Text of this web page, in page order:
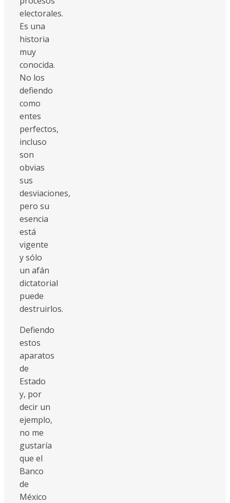
electorales.
Es una
historia
muy
conocida.
No los
defiendo
como
entes
perfectos,
incluso
son
obvias
sus
desviaciones,
pero su
esencia
está
vigente
y sólo
un afán
dictatorial
puede
destruirlos.
Defiendo
estos
aparatos
de
Estado
y, por
decir un
ejemplo,
no me
gustaría
que el
Banco
de
México